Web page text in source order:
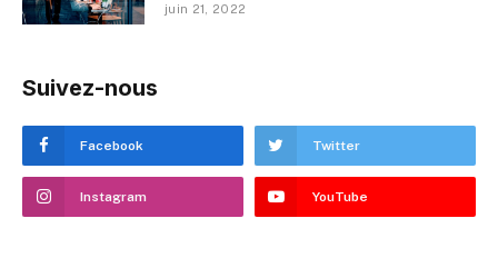
juin 21, 2022
Suivez-nous
Facebook Twitter
Instagram YouTube